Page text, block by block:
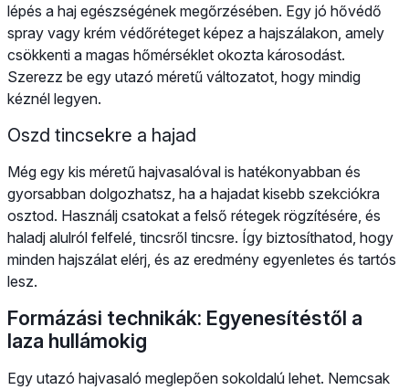
lépés a haj egészségének megőrzésében. Egy jó hővédő
spray vagy krém védőréteget képez a hajszálakon, amely
csökkenti a magas hőmérséklet okozta károsodást.
Szerezz be egy utazó méretű változatot, hogy mindig
kéznél legyen.
Oszd tincsekre a hajad
Még egy kis méretű hajvasalóval is hatékonyabban és
gyorsabban dolgozhatsz, ha a hajadat kisebb szekciókra
osztod. Használj csatokat a felső rétegek rögzítésére, és
haladj alulról felfelé, tincsről tincsre. Így biztosíthatod, hogy
minden hajszálat elérj, és az eredmény egyenletes és tartós
lesz.
Formázási technikák: Egyenesítéstől a
laza hullámokig
Egy utazó hajvasaló meglepően sokoldalú lehet. Nemcsak